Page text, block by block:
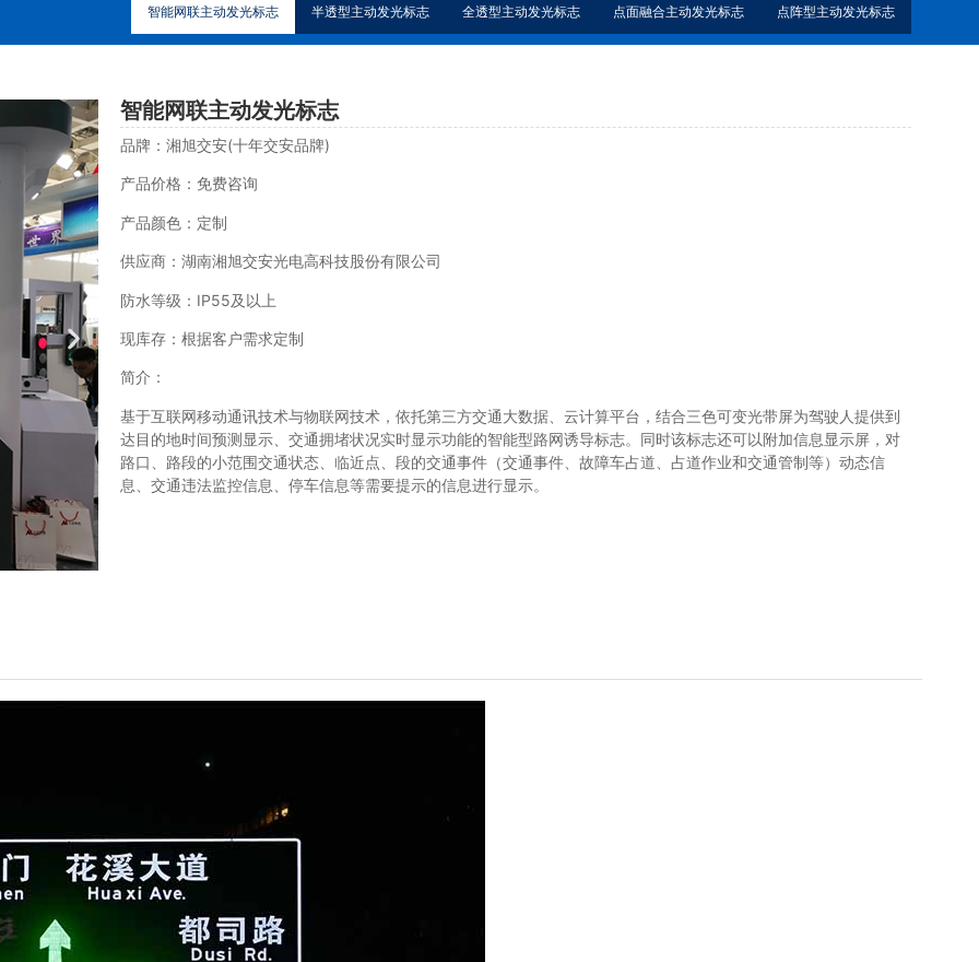
智能网联主动发光标志 半透型主动发光标志 全透型主动发光标志 点面融合主动发光标志 点阵型主动发光标志
智能网联主动发光标志
品牌：湘旭交安(十年交安品牌)
产品价格：免费咨询
产品颜色：定制
供应商：湖南湘旭交安光电高科技股份有限公司
防水等级：IP55及以上
现库存：根据客户需求定制
简介：
基于互联网移动通讯技术与物联网技术，依托第三方交通大数据、云计算平台，结合三色可变光带屏为驾驶人提供到
达目的地时间预测显示、交通拥堵状况实时显示功能的智能型路网诱导标志。同时该标志还可以附加信息显示屏，对
路口、路段的小范围交通状态、临近点、段的交通事件（交通事件、故障车占道、占道作业和交通管制等）动态信
息、交通违法监控信息、停车信息等需要提示的信息进行显示。